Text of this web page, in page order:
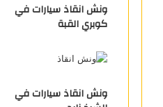
ونش انقاذ سيارات في
كوبري القبة
ونش انقاذ سيارات في